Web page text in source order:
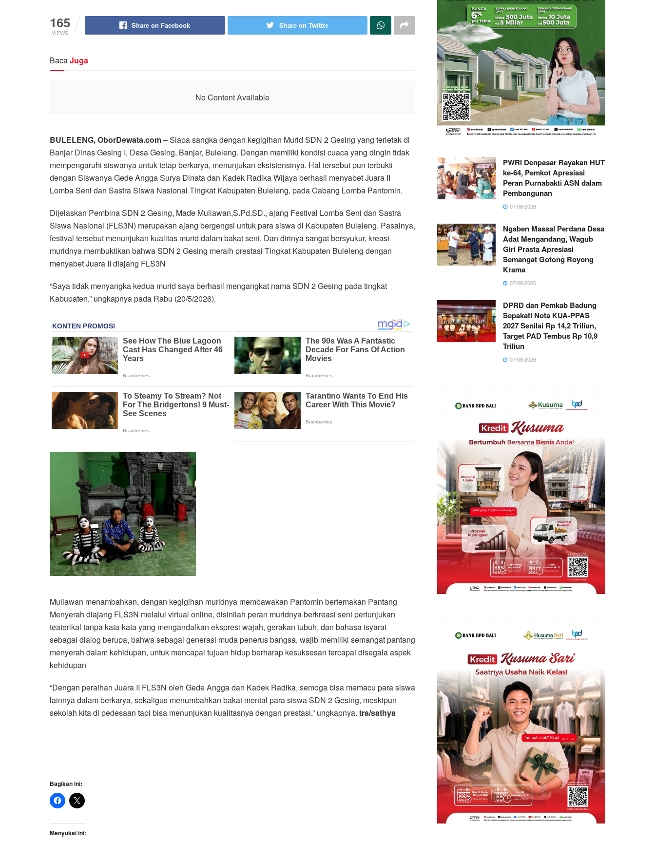
165
VIEWS
Share on Facebook Share on Twitter
BacaJuga
No Content Available
BULELENG, OborDewata.com –Siapa sangka dengan kegigihan Murid SDN 2 Gesing yang terletak di
Banjar Dinas Gesing I, Desa Gesing, Banjar, Buleleng. Dengan memiliki kondisi cuaca yang dingin tidak
mempengaruhi siswanya untuk tetap berkarya, menunjukan eksistensinya. Hal tersebut pun terbukti
dengan Siswanya Gede Angga Surya Dinata dan Kadek Radika Wijaya berhasil menyabet Juara II
Lomba Seni dan Sastra Siswa Nasional Tingkat Kabupaten Buleleng, pada Cabang Lomba Pantomin.
Dijelaskan Pembina SDN 2 Gesing, Made Muliawan,S.Pd.SD., ajang Festival Lomba Seni dan Sastra
Siswa Nasional (FLS3N) merupakan ajang bergengsi untuk para siswa di Kabupaten Buleleng. Pasalnya,
festival tersebut menunjukan kualitas murid dalam bakat seni. Dan dirinya sangat bersyukur, kreasi
muridnya membuktikan bahwa SDN 2 Gesing meraih prestasi Tingkat Kabupaten Buleleng dengan
menyabet Juara II diajang FLS3N
“Saya tidak menyangka kedua murid saya berhasil mengangkat nama SDN 2 Gesing pada tingkat
Kabupaten,” ungkapnya pada Rabu (20/5/2026).
Muliawan menambahkan, dengan kegigihan muridnya membawakan Pantomin bertemakan Pantang
Menyerah diajang FLS3N melalui virtual online, disinilah peran muridnya berkreasi seni pertunjukan
teaterikal tanpa kata-kata yang mengandalkan ekspresi wajah, gerakan tubuh, dan bahasa isyarat
sebagai dialog berupa, bahwa sebagai generasi muda penerus bangsa, wajib memiliki semangat pantang
menyerah dalam kehidupan, untuk mencapai tujuan hidup berharap kesuksesan tercapai disegala aspek
kehidupan
“Dengan peraihan Juara II FLS3N oleh Gede Angga dan Kadek Radika, semoga bisa memacu para siswa
lainnya dalam berkarya, sekaligus menumbahkan bakat mental para siswa SDN 2 Gesing, meskipun
sekolah kita di pedesaan tapi bisa menunjukan kualitasnya dengan prestasi,” ungkapnya. tra/sathya
Bagikan ini:
Menyukai ini:
PWRI Denpasar Rayakan HUT
ke-64, Pemkot Apresiasi
Peran Purnabakti ASN dalam
Pembangunan
07/08/2026
Ngaben Massal Perdana Desa
Adat Mengandang, Wagub
Giri Prasta Apresiasi
Semangat Gotong Royong
Krama
07/08/2026
DPRD dan Pemkab Badung
Sepakati Nota KUA-PPAS
2027 Senilai Rp 14,2 Triliun,
Target PAD Tembus Rp 10,9
Triliun
07/08/2026